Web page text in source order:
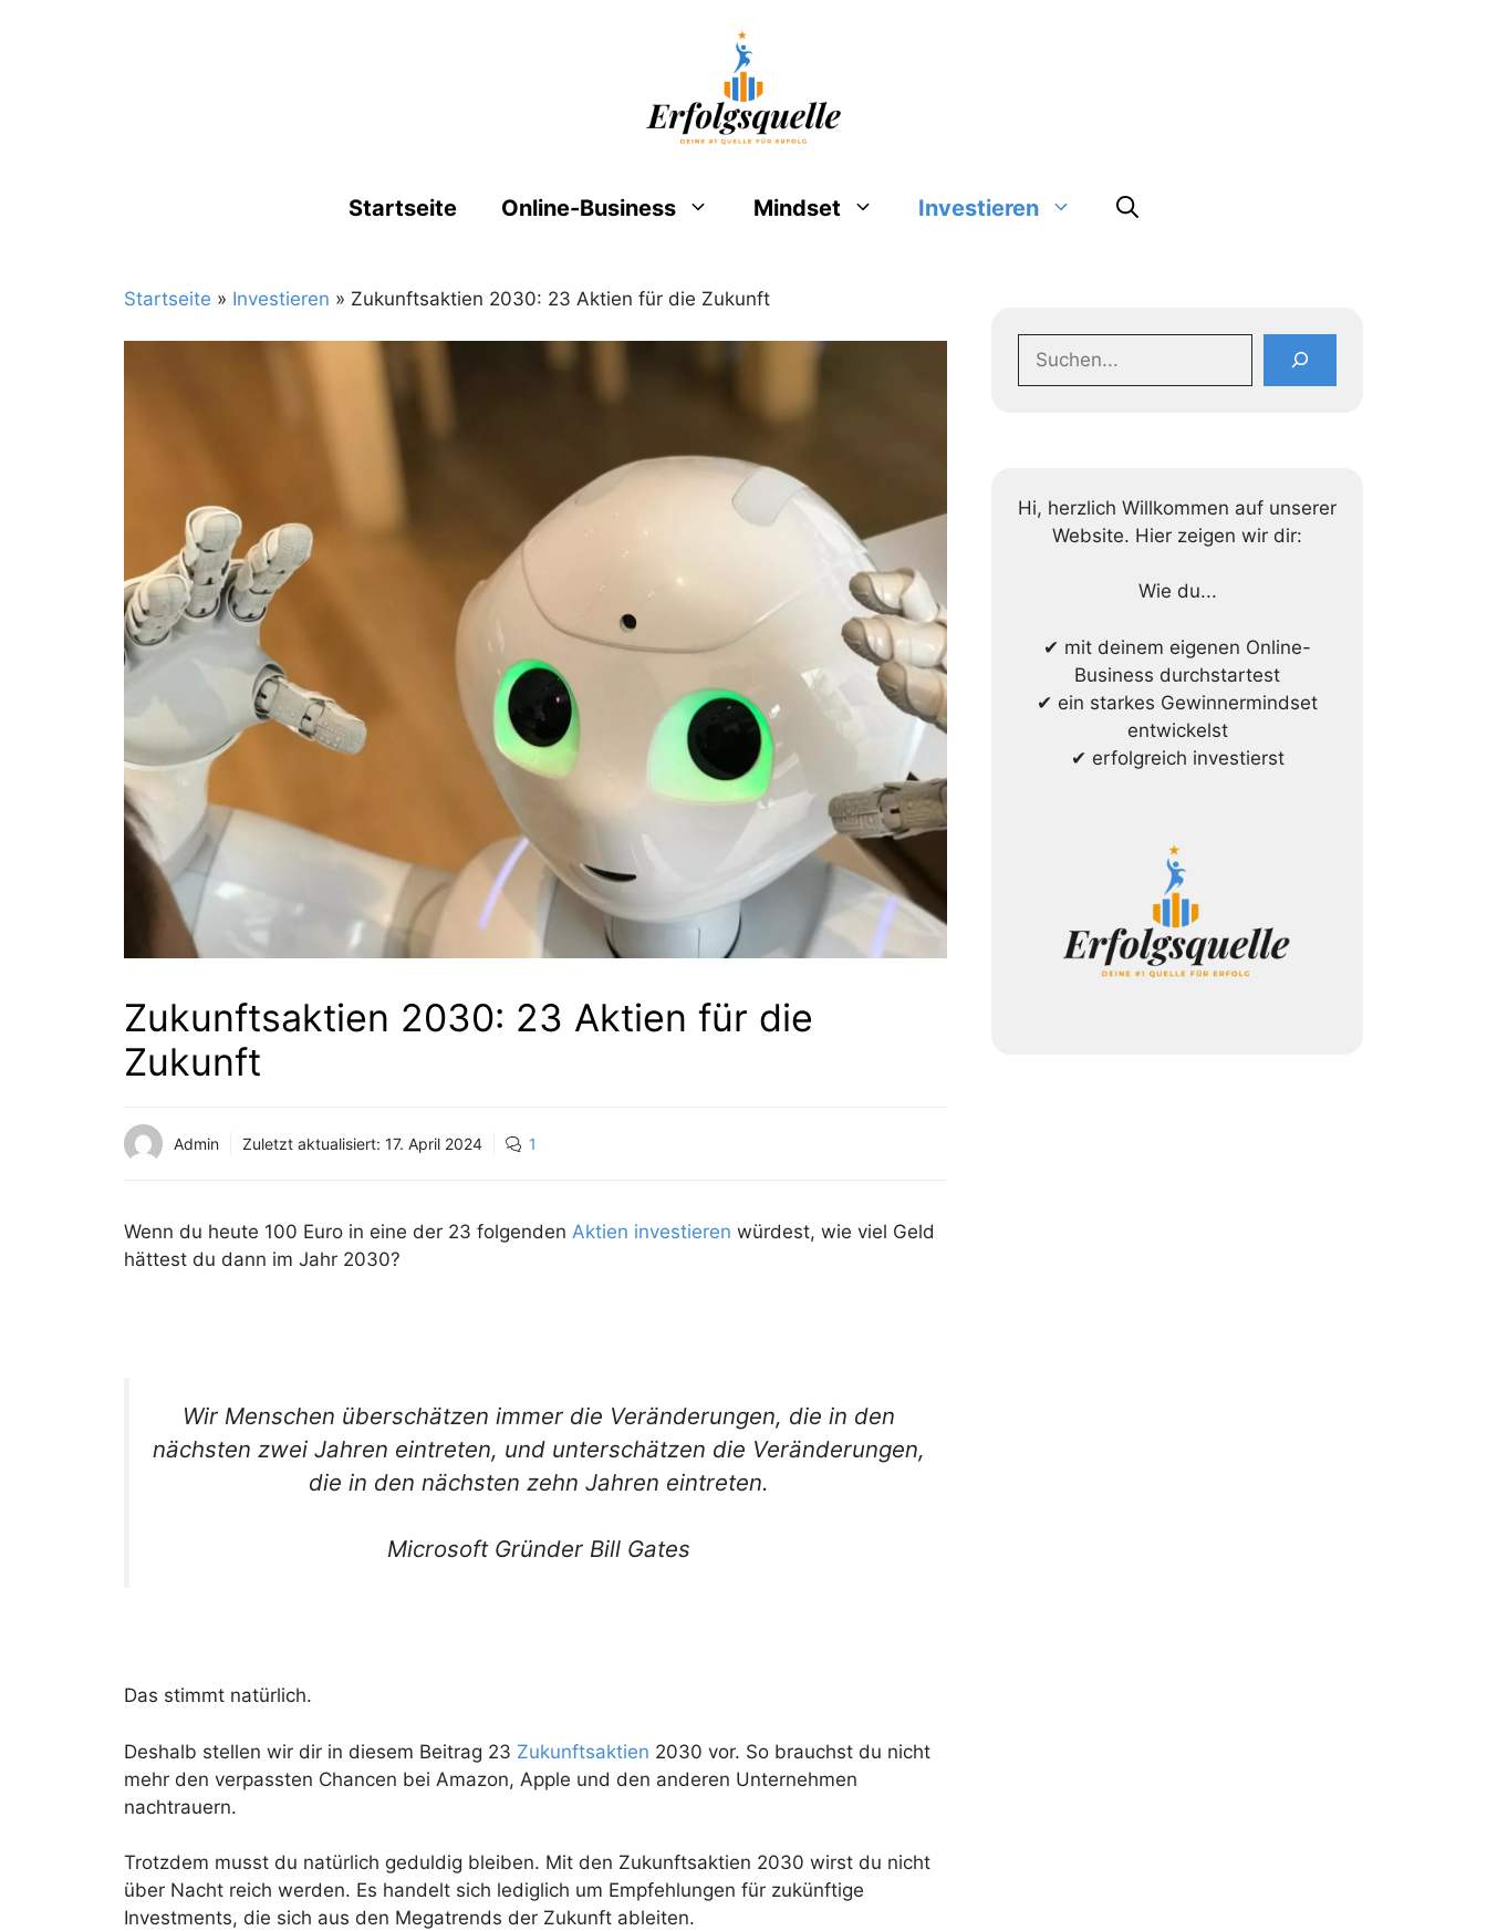
Startseite Online-Business Mindset Investieren
Startseite » Investieren » Zukunftsaktien 2030: 23 Aktien für die Zukunft
Zukunftsaktien 2030: 23 Aktien für die
Zukunft
Admin Zuletzt aktualisiert: 17. April 2024 1
Wenn du heute 100 Euro in eine der 23 folgenden Aktien investieren würdest, wie viel Geld
hättest du dann im Jahr 2030?
Wir Menschen überschätzen immer die Veränderungen, die in den
nächsten zwei Jahren eintreten, und unterschätzen die Veränderungen,
die in den nächsten zehn Jahren eintreten.
Microsoft Gründer Bill Gates
Das stimmt natürlich.
Deshalb stellen wir dir in diesem Beitrag 23 Zukunftsaktien 2030 vor. So brauchst du nicht
mehr den verpassten Chancen bei Amazon, Apple und den anderen Unternehmen
nachtrauern.
Trotzdem musst du natürlich geduldig bleiben. Mit den Zukunftsaktien 2030 wirst du nicht
über Nacht reich werden. Es handelt sich lediglich um Empfehlungen für zukünftige
Investments, die sich aus den Megatrends der Zukunft ableiten.
Hi, herzlich Willkommen auf unserer
Website. Hier zeigen wir dir:
Wie du...
✔ mit deinem eigenen Online-
Business durchstartest
✔ ein starkes Gewinnermindset
entwickelst
✔ erfolgreich investierst